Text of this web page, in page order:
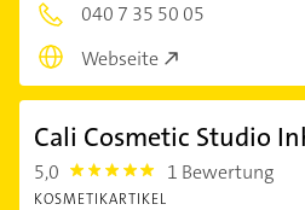
040 7 35 50 05
Webseite
Cali Cosmetic Studio
5,0 5.0 1 Bewertung
KOSMETIKARTIKEL